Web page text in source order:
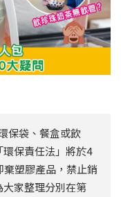
保袋、餐盒或飲
保責任法」將於4
塑膠產品，禁止銷
家整理分別在第